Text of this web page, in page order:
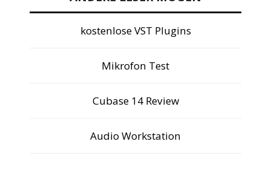
kostenlose VST Plugins
Mikrofon Test
Cubase 14 Review
Audio Workstation